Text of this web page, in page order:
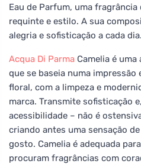
Eau de Parfum, uma
requinte e estilo. A sua
alegria e sofisticação a cada dia.
Acqua Di Parma Camelia é
que se baseia numa impressão
floral, com a limpeza e
marca. Transmite sofisticação
acessibilidade – não é
criando antes uma sensação
gosto. Camelia é adequada
procuram fragrâncias com